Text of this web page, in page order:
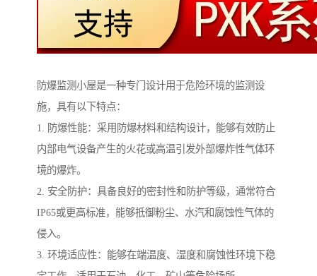
防爆监测小屋是一种专门设计用于危险环境的监测设
施，具有以下特点：
1. 防爆性能：采用防爆材料和结构设计，能够有效防止
内部电气设备产生的火花或高温引发外部爆炸性气体环
境的爆炸。
2. 安全防护：具备良好的密封性和防护等级，通常符合
IP65或更高标准，能够抵御粉尘、水汽和腐蚀性气体的
侵入。
3. 环境适应性：能够在端温度、湿度和腐蚀性环境下稳